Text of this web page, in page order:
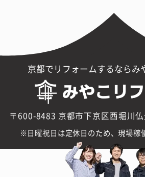
京都でリフォームするならみ
〒600-8483 京都市下京区西堀川
日曜祝日は定休日のため、現場稼